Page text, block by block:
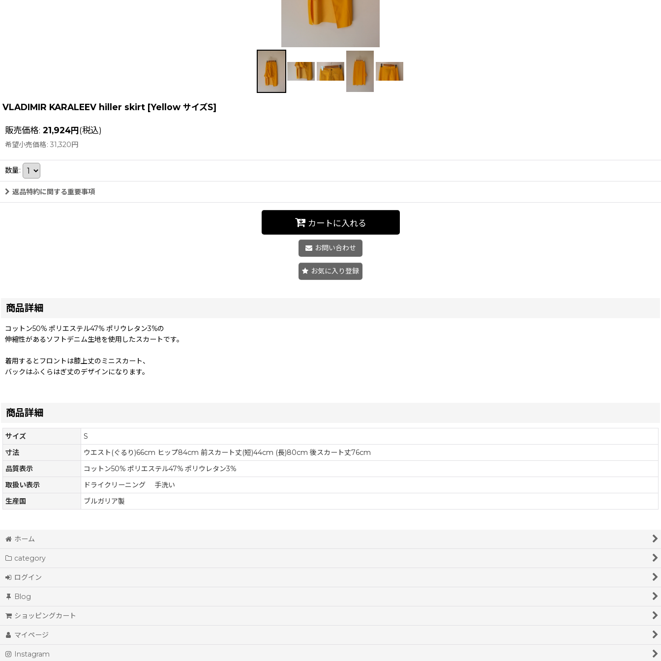
VLADIMIR KARALEEV hiller skirt [Yellow サイズS]
販売価格: 21,924円(税込)
希望小売価格: 31,320円
数量:
返品特約に関する重要事項
カートに入れる
お問い合わせ
お気に入り登録
商品詳細
コットン50% ポリエステル47% ポリウレタン3%の
伸縮性があるソフトデニム生地を使用したスカートです。
着用するとフロントは膝上丈のミニスカート、
バックはふくらはぎ丈のデザインになります。
商品詳細
サイズ
S
寸法
ウエスト(ぐるり)66cm ヒップ84cm 前スカート丈(短)44cm (長)80cm 後スカート丈76cm
品質表示
コットン50% ポリエステル47% ポリウレタン3%
取扱い表示
ドライクリーニング 手洗い
生産国
ブルガリア製
ホーム
category
ログイン
Blog
ショッピングカート
マイページ
Instagram